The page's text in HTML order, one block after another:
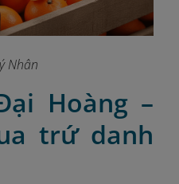
Nhân
Hoàng –
trứ danh